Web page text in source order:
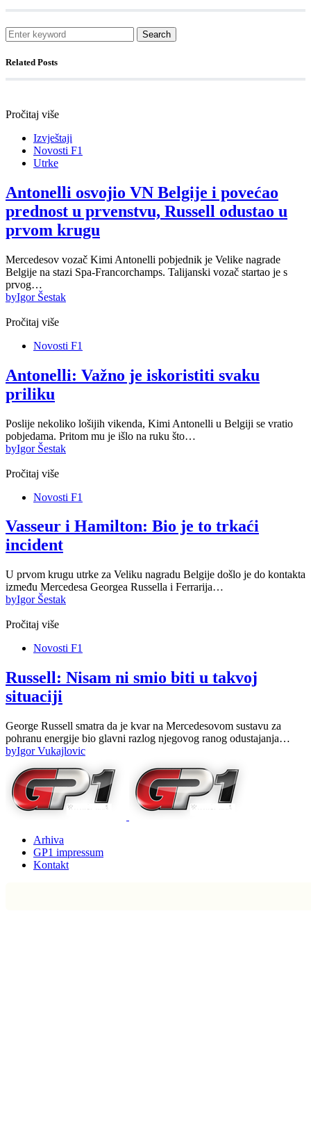
Search
Related Posts
Pročitaj više
Izvještaji
Novosti F1
Utrke
Antonelli osvojio VN Belgije i povećao
prednost u prvenstvu, Russell odustao u
prvom krugu
Mercedesov vozač Kimi Antonelli pobjednik je Velike nagrade
Belgije na stazi Spa-Francorchamps. Talijanski vozač startao je s
prvog…
byIgor Šestak
Pročitaj više
Novosti F1
Antonelli: Važno je iskoristiti svaku
priliku
Poslije nekoliko lošijih vikenda, Kimi Antonelli u Belgiji se vratio
pobjedama. Pritom mu je išlo na ruku što…
byIgor Šestak
Pročitaj više
Novosti F1
Vasseur i Hamilton: Bio je to trkaći
incident
U prvom krugu utrke za Veliku nagradu Belgije došlo je do kontakta
između Mercedesa Georgea Russella i Ferrarija…
byIgor Šestak
Pročitaj više
Novosti F1
Russell: Nisam ni smio biti u takvoj
situaciji
George Russell smatra da je kvar na Mercedesovom sustavu za
pohranu energije bio glavni razlog njegovog ranog odustajanja…
byIgor Vukajlovic
Arhiva
GP1 impressum
Kontakt